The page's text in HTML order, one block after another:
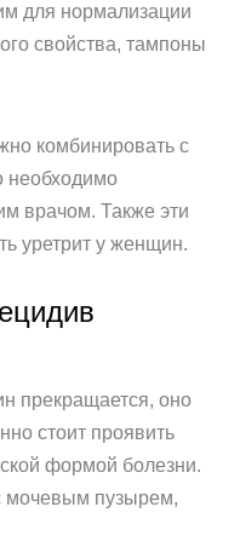
для нормализации
свойства, тампоны
комбинировать с
необходимо
врачом. Также эти
уретрит у женщин.
прекращается, оно
стоит проявить
формой болезни.
мочевым пузырем,